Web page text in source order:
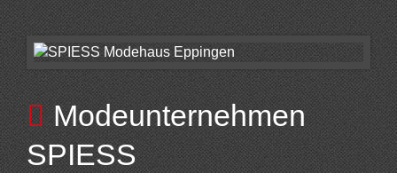
Modeunternehmen
SPIESS